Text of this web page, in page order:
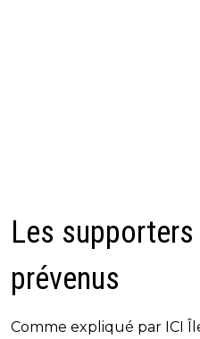
Les
prévenus
Comme expliqué par ICI